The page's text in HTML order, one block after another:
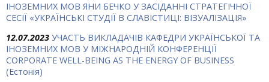
ІНОЗЕМНИХ МОВ ЯНИ БЕЧКО У ЗАСІДАННІ СТРАТЕГІЧНОЇ
СЕСІЇ «УКРАЇНСЬКІ СТУДІЇ В СЛАВІСТИЦІ: ВІЗУАЛІЗАЦІЯ»
12.07.2023 УЧАСТЬ ВИКЛАДАЧІВ КАФЕДРИ УКРАЇНСЬКОЇ ТА
ІНОЗЕМНИХ МОВ У МІЖНАРОДНІЙ КОНФЕРЕНЦІЇ
CORPORATE WELL-BEING AS THE ENERGY OF BUSINESS
(Естонія)